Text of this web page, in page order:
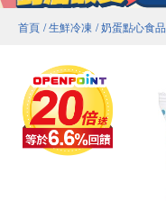
首頁 / 生鮮冷凍 / 奶蛋點心食品